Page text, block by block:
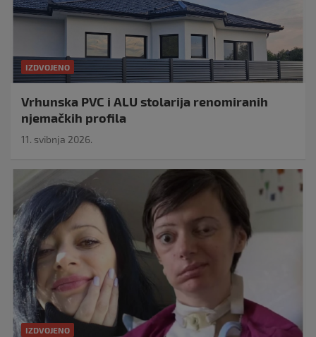
IZDVOJENO
Vrhunska PVC i ALU stolarija renomiranih
njemačkih profila
11. svibnja 2026.
IZDVOJENO